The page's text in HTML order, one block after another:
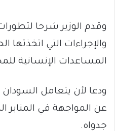
وقدم الوزير شرحا
والإجراءات التي
المساعدات الإنسانية
ودعا لأن يتعامل السودان
عن المواجهة في المنابر
جدواه.